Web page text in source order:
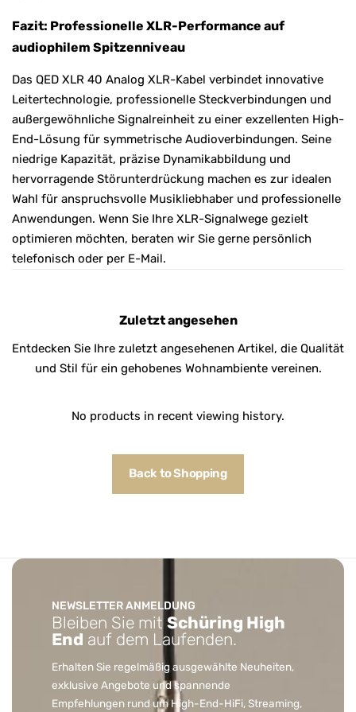
Fazit: Professionelle XLR-Performance auf
audiophilem Spitzenniveau
Das QED XLR 40 Analog XLR-Kabel verbindet innovative
Leitertechnologie, professionelle Steckverbindungen und
außergewöhnliche Signalreinheit zu einer exzellenten High-
End-Lösung für symmetrische Audioverbindungen. Seine
niedrige Kapazität, präzise Dynamikabbildung und
hervorragende Störunterdrückung machen es zur idealen
Wahl für anspruchsvolle Musikliebhaber und professionelle
Anwendungen. Wenn Sie Ihre XLR-Signalwege gezielt
optimieren möchten, beraten wir Sie gerne persönlich
telefonisch oder per E-Mail.
Zuletzt angesehen
Entdecken Sie Ihre zuletzt angesehenen Artikel, die Qualität
und Stil für ein gehobenes Wohnambiente vereinen.
No products in recent viewing history.
Back to Shopping
NEWSLETTER ANMELDUNG
Bleiben Sie mit Schüring High
End auf dem Laufenden.
Erhalten Sie regelmäßig ausgewählte Neuheiten,
exklusive Angebote und spannende
Empfehlungen rund um High-End-HiFi, Streaming,